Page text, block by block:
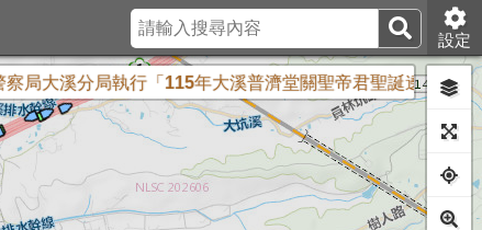
設定
溪分局執行「115年大溪普濟堂關聖帝君聖誕遶境活動」